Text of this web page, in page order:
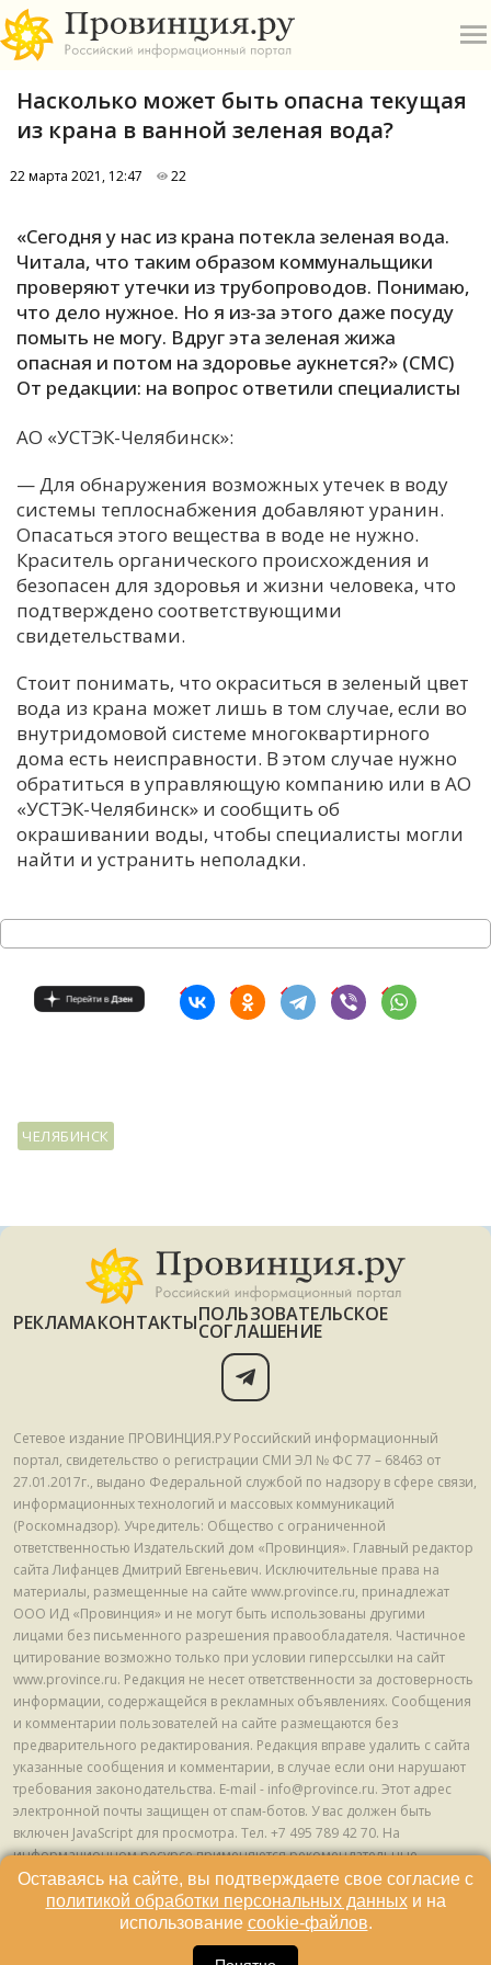
А
Б
Е
И
К
М
О
П
С
У
Насколько может быть опасна текущая
из крана в ванной зеленая вода?
22 марта 2021, 12:47 22
«Сегодня у нас из крана потекла зеленая вода.
Читала, что таким образом коммунальщики
проверяют утечки из трубопроводов. Понимаю,
что дело нужное. Но я из-за этого даже посуду
помыть не могу. Вдруг эта зеленая жижа
опасная и потом на здоровье аукнется?» (СМС)
От редакции: на вопрос ответили специалисты
АО «УСТЭК-Челябинск»:
— Для обнаружения возможных утечек в воду
системы теплоснабжения добавляют уранин.
Опасаться этого вещества в воде не нужно.
Краситель органического происхождения и
безопасен для здоровья и жизни человека, что
подтверждено соответствующими
свидетельствами.
Стоит понимать, что окраситься в зеленый цвет
вода из крана может лишь в том случае, если во
внутридомовой системе многоквартирного
дома есть неисправности. В этом случае нужно
обратиться в управляющую компанию или в АО
«УСТЭК-Челябинск» и сообщить об
окрашивании воды, чтобы специалисты могли
найти и устранить неполадки.
ЧЕЛЯБИНСК
РЕКЛАМАКОНТАКТЫПОЛЬЗОВАТЕЛЬСКОЕ
СОГЛАШЕНИЕ
Сетевое издание ПРОВИНЦИЯ.РУ Российский информационный
портал, свидетельство о регистрации СМИ ЭЛ № ФС 77 – 68463 от
27.01.2017г., выдано Федеральной службой по надзору в сфере связи,
информационных технологий и массовых коммуникаций
(Роскомнадзор). Учредитель: Общество с ограниченной
ответственностью Издательский дом «Провинция». Главный редактор
сайта Лифанцев Дмитрий Евгеньевич. Исключительные права на
материалы, размещенные на сайте www.province.ru, принадлежат
ООО ИД «Провинция» и не могут быть использованы другими
лицами без письменного разрешения правообладателя. Частичное
цитирование возможно только при условии гиперссылки на сайт
www.province.ru. Редакция не несет ответственности за достоверность
информации, содержащейся в рекламных объявлениях. Сообщения
и комментарии пользователей на сайте размещаются без
предварительного редактирования. Редакция вправе удалить с сайта
указанные сообщения и комментарии, в случае если они нарушают
требования законодательства. E-mail - info@province.ru. Этот адрес
электронной почты защищен от спам-ботов. У вас должен быть
включен JavaScript для просмотра. Tел. +7 495 789 42 70. На
информационном ресурсе применяются рекомендательные
технологии (информационные технологии предоставления
информации на основе сбора, систематизации и анализа сведений,
относящихся к предпочтениям пользователей сети "Интернет",
находящихся на территории Российской Федерации) © ООО ИД
Оставаясь на сайте, вы подтверждаете свое согласие с
политикой обработки персональных данныхи на
использование cookie-файлов.